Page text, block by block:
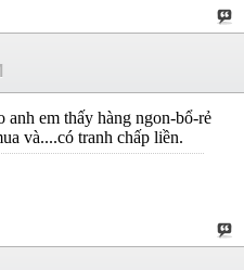
em thấy hàng ngon-bổ-rẻ
và....có tranh chấp liền.